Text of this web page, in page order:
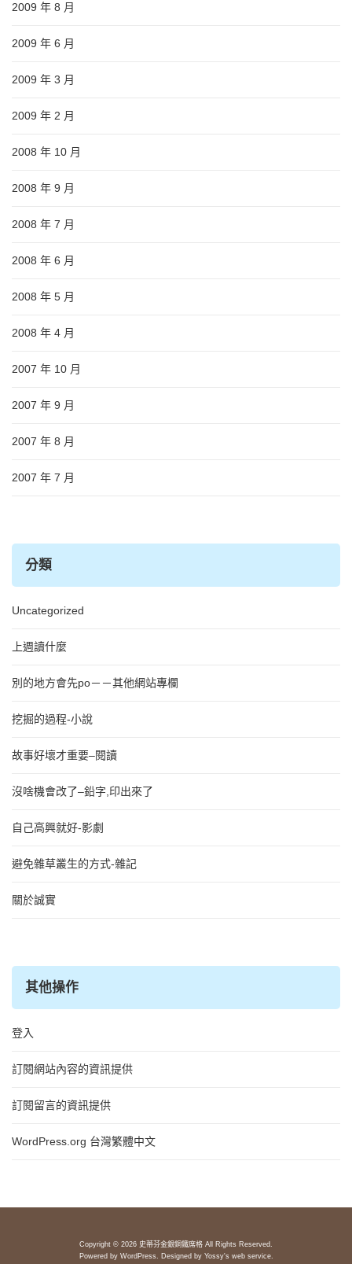
2009 年 8 月
2009 年 6 月
2009 年 3 月
2009 年 2 月
2008 年 10 月
2008 年 9 月
2008 年 7 月
2008 年 6 月
2008 年 5 月
2008 年 4 月
2007 年 10 月
2007 年 9 月
2007 年 8 月
2007 年 7 月
分類
Uncategorized
上週讀什麼
別的地方會先po－－其他網站專欄
挖掘的過程-小說
故事好壞才重要–閱讀
沒啥機會改了–鉛字,印出來了
自己高興就好-影劇
避免雜草叢生的方式-雜記
關於誠實
其他操作
登入
訂閱網站內容的資訊提供
訂閱留言的資訊提供
WordPress.org 台灣繁體中文
Copyright © 2026 史蒂芬金銀銅鐵席格 All Rights Reserved.
Powered by WordPress. Designed by Yossy's web service.